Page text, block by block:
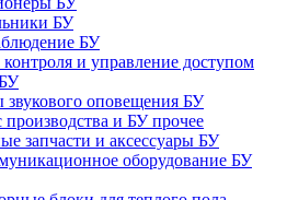
БУ
БУ
и управление доступом
звукового оповещения БУ
производства и БУ прочее
запчасти и аксессуары БУ
оборудование БУ